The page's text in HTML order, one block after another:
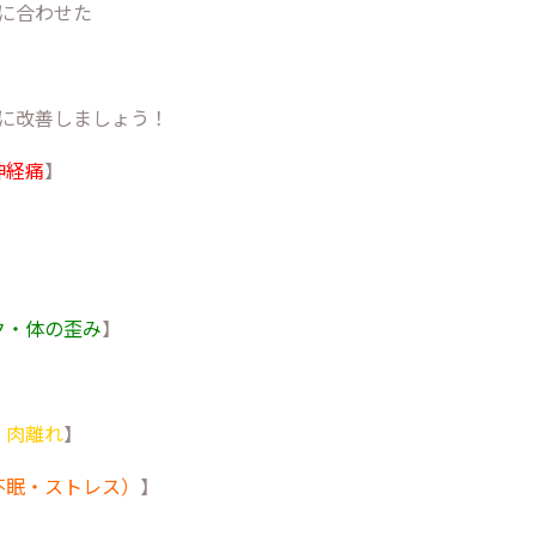
合わせた
改善しましょう！
痛】
体の歪み】
離れ】
・ストレス） 】